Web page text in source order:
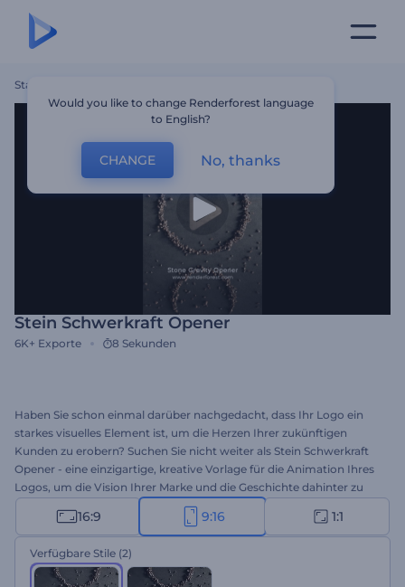
Startseite
Stein Schwerkraft Opener
6K+ Exporte 8 Sekunden
Haben Sie schon einmal darüber nachgedacht, dass Ihr Logo ein
starkes visuelles Element ist, um die Herzen Ihrer zukünftigen
Kunden zu erobern? Suchen Sie nicht weiter als Stein Schwerkraft
Opener - eine einzigartige, kreative Vorlage für die Animation Ihres
Logos, um die Vision Ihrer Marke und die Geschichte dahinter zu
präsentieren. Mit kleinen animierten Steinbrocken, die sich zu Ihrem
Logo zusammenfügen, wird sich jeder auf den ersten Blick in Ihr
Markenlogo verlieben. Um Ihren außergewöhnlichen Video-Opener
zu erstellen, sollten Sie Ihr Logo hochladen, den Slogan eingeben
und ein paar Minuten warten, um eine professionell animierte
16:9 9:16 1:1
Verfügbare Stile (2)
Would you like to change Renderforest language
to English?
CHANGE No, thanks